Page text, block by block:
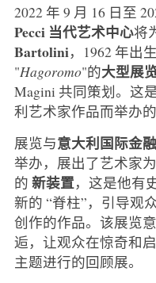
2022 年 9 月 16 日至
Pecci 当代艺术中心将
Bartolini，1962 年出
"Hagoromo"的大型展
Magini 共同策划。这
利艺术家作品而举办的
展览与意大利国际金
举办，展出了艺术家
的 新装置，这是他有
新的 “脊柱”，引导观
创作的作品。该展览
逅，让观众在惊奇和
主题进行的回顾展。